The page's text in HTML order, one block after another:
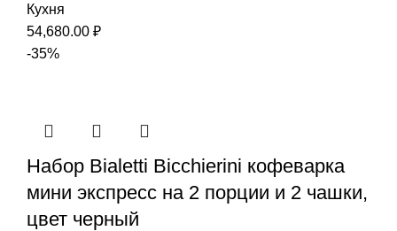
Кухня
54,680.00 ₽
-35%
Набор Bialetti Bicchierini кофеварка
мини экспресс на 2 порции и 2 чашки,
цвет черный